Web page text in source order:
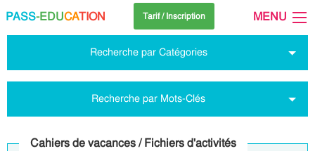
PASS-EDUCATION Tarif / Inscription MENU
Recherche par Catégories
Recherche par Mots-Clés
Cahiers de vacances / Fichiers d'activités